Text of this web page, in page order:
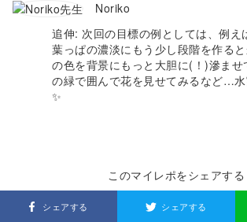
Noriko
追伸: 次回の目標の例としては、例え
葉っぱの濃淡にもう少し段階を作る
の色を背景にもっと大胆に(！)滲ま
の緑で囲んで花を見せてみるなど…
✨
このマイレポをシェアする
シェアする シェアする